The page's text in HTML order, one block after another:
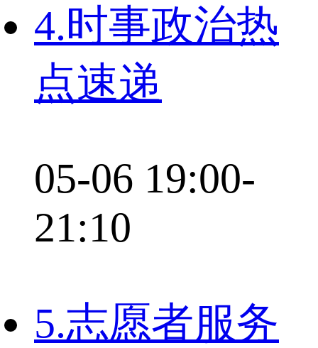
4.时事政治热
点速递
05-06 19:00-
21:10
5.志愿者服务